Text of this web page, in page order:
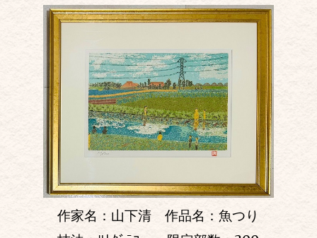
作家名：山下清 作品名：魚つり